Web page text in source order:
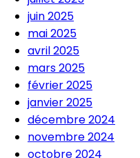
juin 2025
mai 2025
avril 2025
mars 2025
février 2025
janvier 2025
décembre 2024
novembre 2024
octobre 2024